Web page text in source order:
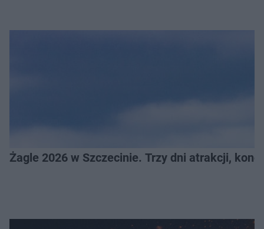
Żagle 2026 w Szczecinie. Trzy dni atrakcji,